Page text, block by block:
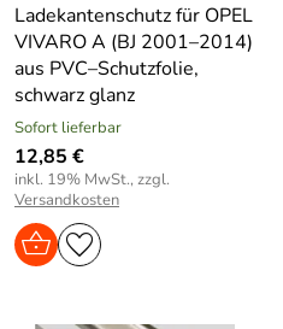
Ladekantenschutz für OPEL
VIVARO A (BJ 2001–2014)
aus PVC–Schutzfolie,
schwarz glanz
Sofort lieferbar
12,85 €
inkl. 19% MwSt., zzgl.
Versandkosten